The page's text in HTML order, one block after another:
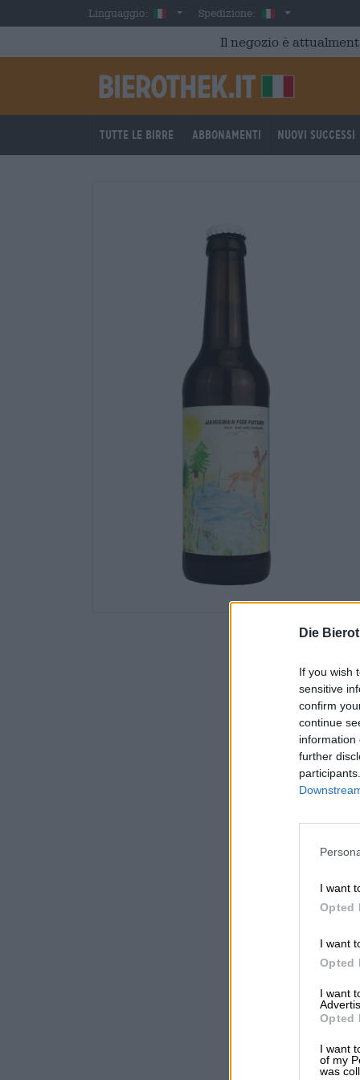
Die
If you wish
sensitive
confirm
continue
information
further
I want
Opted
I want
Opted
I want
Opted
I want
of my
was
Skip to main contentLinguaggio: ItalianSpedizione: Italia
Il negozio è
Tutte le birre Abbonamenti Nuovi successi